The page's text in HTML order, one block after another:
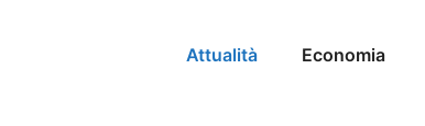
Attualità Economia